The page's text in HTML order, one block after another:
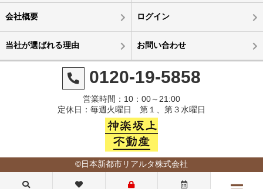
会社概要 ログイン
当社が選ばれる理由 お問い合わせ
0120-19-5858
営業時間：10：00～21:00
定休日：毎週火曜日 第１、第３水曜日
©日本新都市リアルタ株式会社